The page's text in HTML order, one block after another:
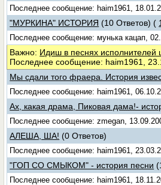
Последнее сообщение: haim1961,
"МУРКИНА" ИСТОРИЯ (10 Ответов) ( 1
Последнее сообщение: мунька кацап,
Важно: Идиш в песнях исполнителей
Последнее сообщение: haim1961,
Мы сдали того фраера. История
Последнее сообщение: haim1961,
Ах, какая драма, Пиковая дама!-
Последнее сообщение: zmegan,
АЛЕША, ША! (0 Ответов)
Последнее сообщение: haim1961,
"ГОП СО СМЫКОМ" - история песни
Последнее сообщение: haim1961,